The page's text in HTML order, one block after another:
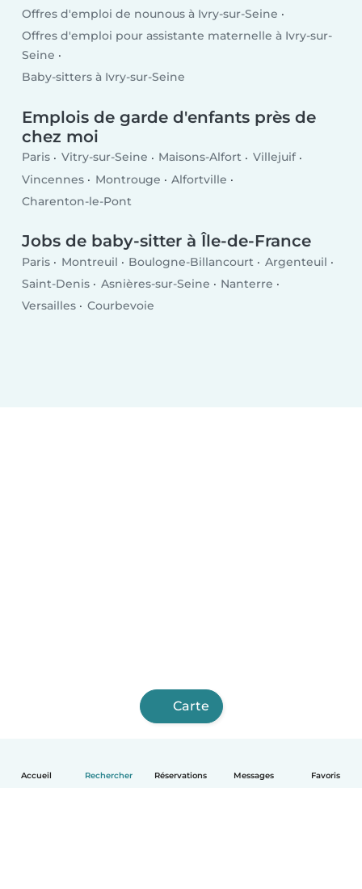
Accueil Rechercher Réservations Messages Favoris
Offres d'emploi de nounous à Ivry-sur-Seine
Offres d'emploi pour assistante maternelle à Ivry-sur-
Seine
Baby-sitters à Ivry-sur-Seine
Emplois de garde d'enfants près de
chez moi
Paris Vitry-sur-Seine Maisons-Alfort
Villejuif
Vincennes
Montrouge
Alfortville
Charenton-le-Pont
Jobs de baby-sitter à Île-de-France
Paris Montreuil Boulogne-Billancourt
Argenteuil
Saint-Denis
Asnières-sur-Seine
Nanterre
Versailles
Courbevoie
Carte